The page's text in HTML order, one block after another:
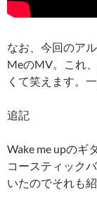
なお、今回のア
MeのMV。これ
くて笑えます。
追記
Wake me upのギ
コースティック
いたのでそれも紹